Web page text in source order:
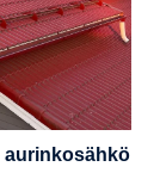
aurinkosähkö